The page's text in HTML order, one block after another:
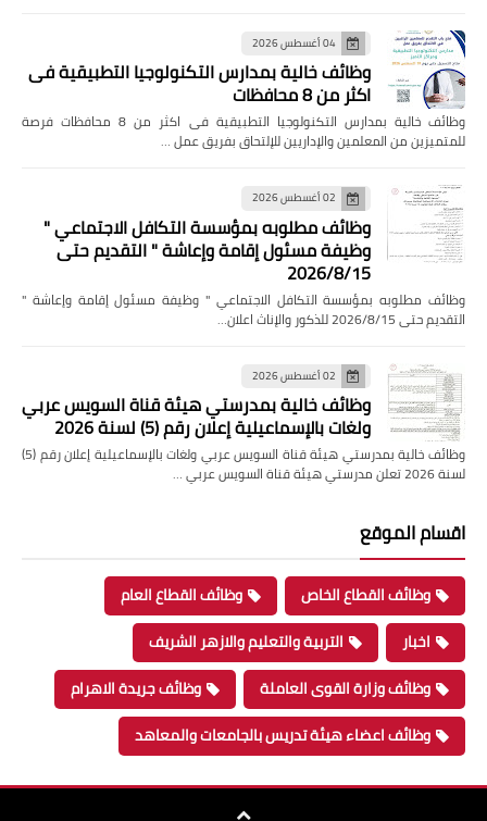
04 أغسطس 2026
وظائف خالية بمدارس التكنولوجيا التطبيقية فى
اكثر من 8 محافظات
وظائف خالية بمدارس التكنولوجيا التطبيقية فى اكثر من 8 محافظات فرصة
للمتميزين من المعلمين والإداريين للإلتحاق بفريق عمل …
02 أغسطس 2026
وظائف مطلوبه بمؤسسة التكافل الاجتماعي "
وظيفة مسئول إقامة وإعاشة " التقديم حتى
2026/8/15
وظائف مطلوبه بمؤسسة التكافل الاجتماعي " وظيفة مسئول إقامة وإعاشة "
التقديم حتى 2026/8/15 للذكور والإناث اعلان…
02 أغسطس 2026
وظائف خالية بمدرستي هيئة قناة السويس عربي
ولغات بالإسماعيلية إعلان رقم (5) لسنة 2026
وظائف خالية بمدرستي هيئة قناة السويس عربي ولغات بالإسماعيلية إعلان رقم (5)
لسنة 2026 تعلن مدرستي هيئة قناة السويس عربي …
اقسام الموقع
وظائف القطاع الخاص
وظائف القطاع العام
اخبار
التربية والتعليم والازهر الشريف
وظائف وزارة القوى العاملة
وظائف جريدة الاهرام
وظائف اعضاء هيئة تدريس بالجامعات والمعاهد